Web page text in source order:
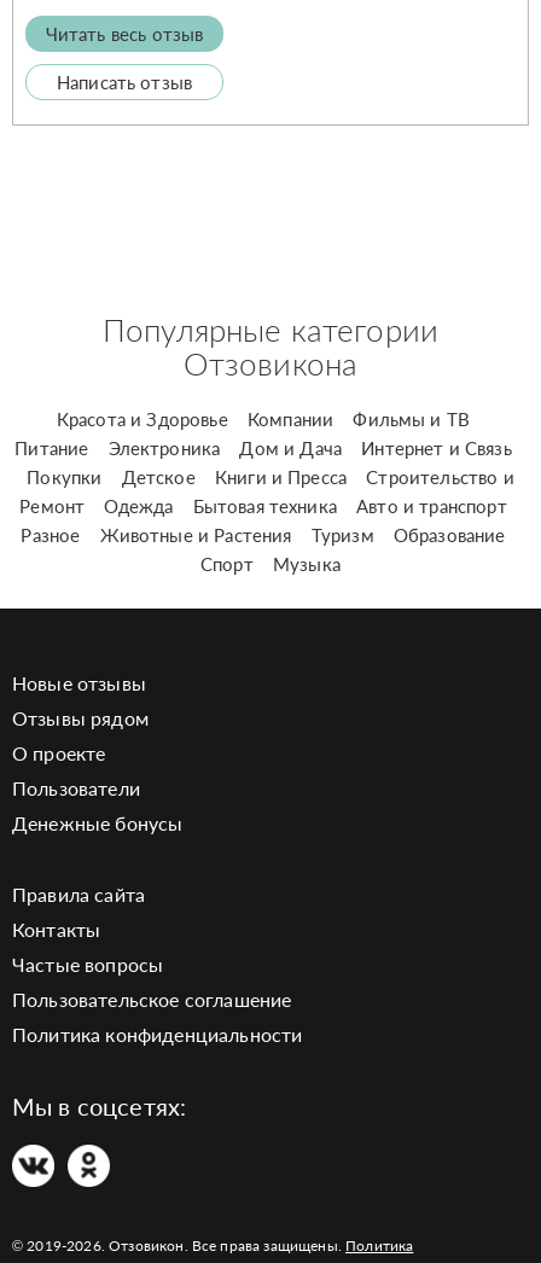
Читать весь отзыв
Написать отзыв
Популярные категории
Отзовикона
Красота и Здоровье Компании
Фильмы и ТВ
Питание
Электроника Дом и Дача
Интернет и Связь
Покупки
Детское Книги и Пресса
Строительство и
Ремонт
Одежда Бытовая техника
Авто и транспорт
Разное
Животные и Растения Туризм
Образование
Спорт
Музыка
Новые отзывы
Отзывы рядом
О проекте
Пользователи
Денежные бонусы
Правила сайта
Контакты
Частые вопросы
Пользовательское соглашение
Политика конфиденциальности
Мы в соцсетях:
© 2019-2026. Отзовикон. Все права защищены. Политика